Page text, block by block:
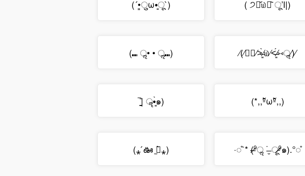
(´•͈ुω•͈ू`) ( ੭⌯᷄௰⌯᷅ ू’l|)
(⑉ ॢ• • ॢ⑉) ⁄(⁄⑅ॢ⁄˃̶͈̀⁄௰⁄˂̶͈́⁄⑅ॢ⁄)⁄
‾̠̠̠̠̠̠̠̄| ॣ•͈̀๑) (*,,ºัωºั,,)
(⁎ ́ఊ ̫ఊ̀⁎) ·◌̊ˈ* (⁰̶̶̷ॢ ˙̶̮ ू⁰̴̷̷๑).°◌̊